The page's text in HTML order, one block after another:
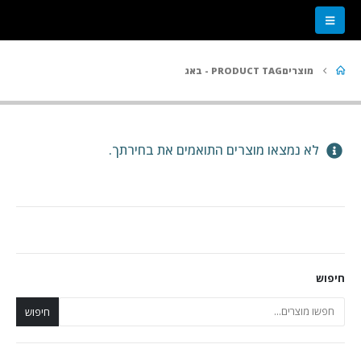
מוצריםPRODUCT TAG - באג
לא נמצאו מוצרים התואמים את בחירתך.
חיפוש
חיפוש
תחומי השירות שלנו
כלים וטכנולוגיות נלווים
צור קשר
על עצמנו